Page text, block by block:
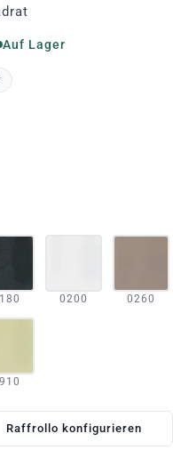
Auf Lager
0200 0260
Raffrollo konfigurieren